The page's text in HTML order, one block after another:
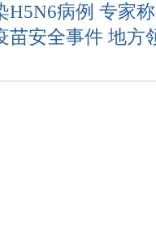
H5N6病例 专家
苗安全事件 地方